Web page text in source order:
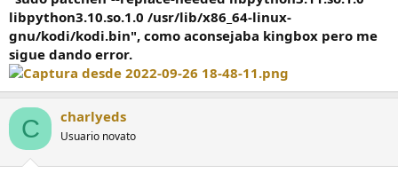
libpython3.10.so.1.0 /usr/lib/x86_64-linux-
gnu/kodi/kodi.bin", como aconsejaba kingbox pero me
sigue dando error.
C charlyeds
Usuario novato